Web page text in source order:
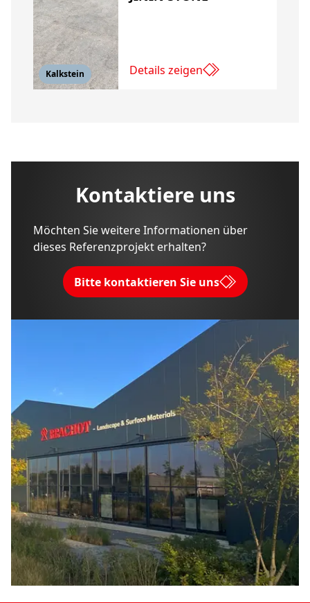
Kalkstein Details zeigen
Kontaktiere uns
Möchten Sie weitere Informationen über
dieses Referenzprojekt erhalten?
Bitte kontaktieren Sie uns